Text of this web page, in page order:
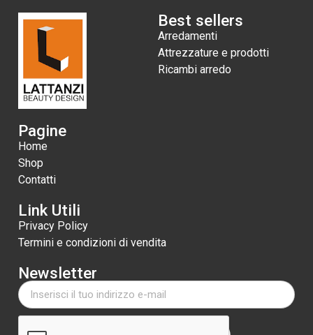
Best sellers
Arredamenti
Attrezzature e prodotti
Ricambi arredo
Pagine
Home
Shop
Contatti
Link Utili
Privacy Policy
Termini e condizioni di vendita
Newsletter